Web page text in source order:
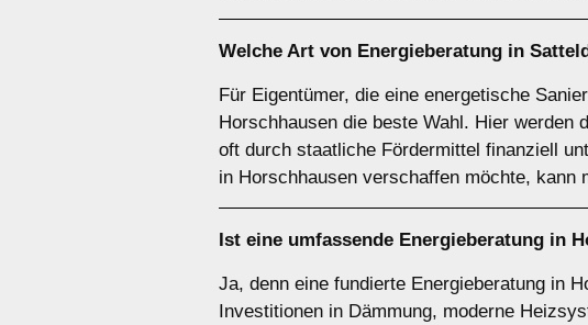
Welche Art von Energieberatung in
Für Eigentümer, die eine energetische
Horschhausen die beste Wahl. Hier werden
oft durch staatliche Fördermittel finanziell
in Horschhausen verschaffen möchte, kann
Ist eine umfassende Energieberatung in
Ja, denn eine fundierte Energieberatung in
Investitionen in Dämmung, moderne